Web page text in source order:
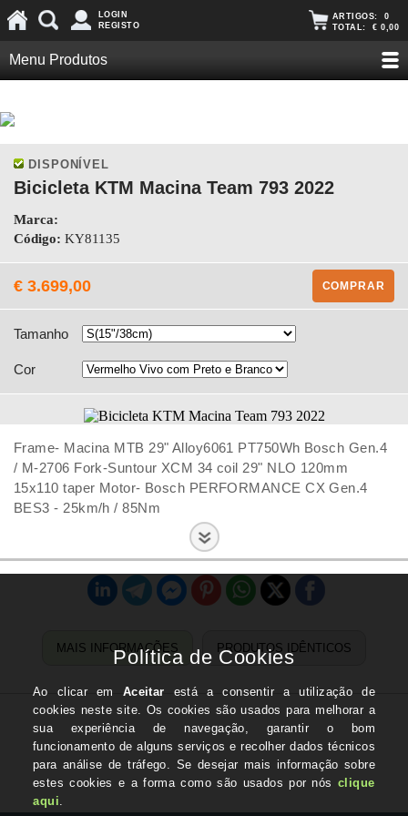
LOGIN
REGISTO
ARTIGOS: 0
TOTAL: € 0,00
Menu Produtos
DISPONÍVEL
Bicicleta KTM Macina Team 793 2022
Marca:
Código: KY81135
€ 3.699,00 COMPRAR
Tamanho
Cor
Frame- Macina MTB 29" Alloy6061 PT750Wh Bosch Gen.4
/ M-2706 Fork-Suntour XCM 34 coil 29" NLO 120mm
15x110 taper Motor- Bosch PERFORMANCE CX Gen.4
BES3 - 25km/h / 85Nm
MAIS INFORMAÇÕES PRODUTOS IDÊNTICOS